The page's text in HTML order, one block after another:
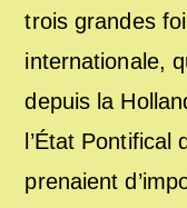
trois grandes
internationale,
depuis la
l’État Pontifical
prenaient